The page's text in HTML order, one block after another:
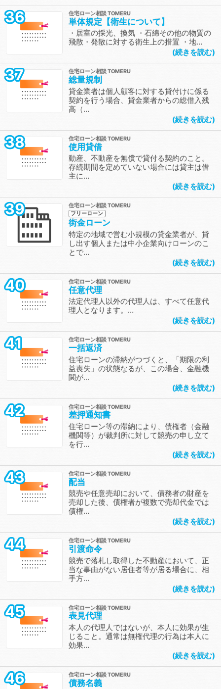
36 住宅ローン相談
単体規定【衛生について】
・居室の採光、換気 ・石綿その他の物質の
飛散・発散に対する衛生上の措置 ・地…
続きを読む
37 住宅ローン相談
総量規制
貸金業者は個人顧客に対する貸付けに係る
契約を行う場合、貸金業者からの総借入残
高（…
続きを読む
38 住宅ローン相談
使用貸借
動産、不動産を無償で貸付る契約のこと。
存続期間を定めていない場合には貸主は借
主に…
続きを読む
39
住宅ローン相談
フリーローン
街金ローン
特定の地域で営む小規模の貸金業者が、貸
し出す個人または中小企業向けローンのこ
とで…
続きを読む
40 住宅ローン相談
任意代理
法定代理人以外の代理人は、すべて任意代
理人となります。…
続きを読む
41 住宅ローン相談
一括返済
住宅ローンの滞納がつづくと、「期限の利
益喪失」の状態なるが、この場合、金融機
関が…
続きを読む
42 住宅ローン相談
差押通知書
住宅ローン等の滞納により、債権者（金融
機関等）が裁判所に対して競売の申し立て
を行…
続きを読む
43 住宅ローン相談
配当
競売や任意売却において、債務者の財産を
売却した後、債権者が複数で売却代金では
債権…
続きを読む
44 住宅ローン相談
引渡命令
競売で落札し取得した不動産において、正
当な事由がない居住者等が居る場合に、相
手方…
続きを読む
45 住宅ローン相談
表見代理
本人の代理人ではないが、本人に効果が生
じること。通常は無権代理の行為は本人に
効果…
続きを読む
46 住宅ローン相談
債務名義